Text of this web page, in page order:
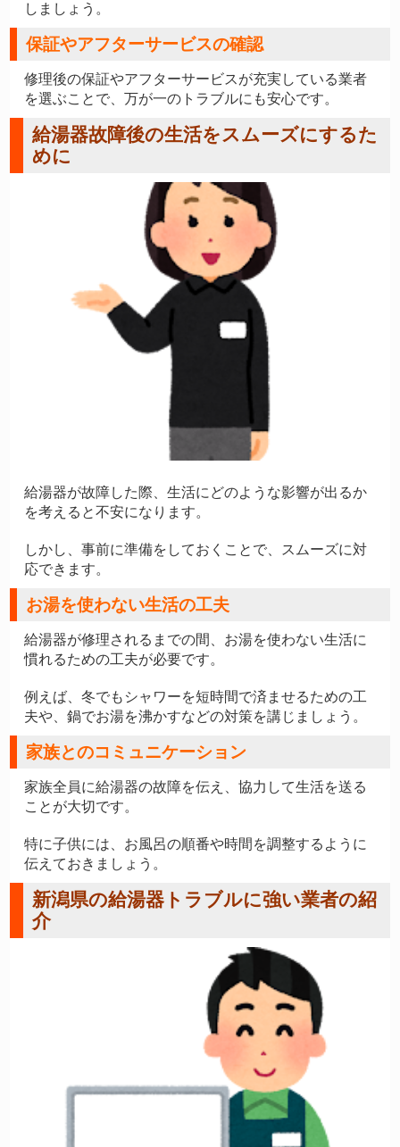
しましょう。
保証やアフターサービスの確認
修理後の保証やアフターサービスが充実している業者
を選ぶことで、万が一のトラブルにも安心です。
給湯器故障後の生活をスムーズにするた
めに
給湯器が故障した際、生活にどのような影響が出るか
を考えると不安になります。
しかし、事前に準備をしておくことで、スムーズに対
応できます。
お湯を使わない生活の工夫
給湯器が修理されるまでの間、お湯を使わない生活に
慣れるための工夫が必要です。
例えば、冬でもシャワーを短時間で済ませるための工
夫や、鍋でお湯を沸かすなどの対策を講じましょう。
家族とのコミュニケーション
家族全員に給湯器の故障を伝え、協力して生活を送る
ことが大切です。
特に子供には、お風呂の順番や時間を調整するように
伝えておきましょう。
新潟県の給湯器トラブルに強い業者の紹
介